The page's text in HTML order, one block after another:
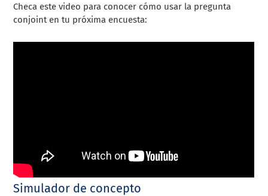
Checa este video para conocer cómo usar la pregunta
conjoint en tu próxima encuesta:
Simulador de concepto